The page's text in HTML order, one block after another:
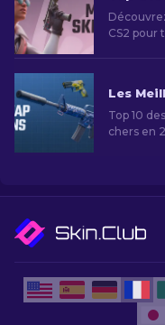
CS2 pour
Top 10
chers en